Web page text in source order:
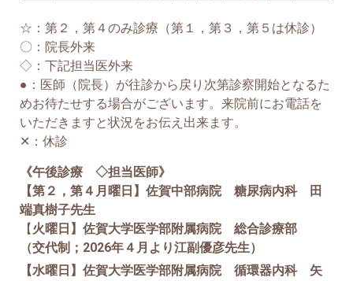
☆：第２，第４のみ診療（第１，第３，第５は休診）
〇：院長外来
◇：下記担当医外来
●：医師（院長）が往診から戻り次第診察開始となるた
めお待たせする場合がございます。来院前にお電話を
いただきますと状況をお伝え出来ます。
✕：休診
《午後診療 ◇担当医師》
【第２，第４月曜日】佐賀中部病院 糖尿病内科 田
端真樹子先生
【 火曜日】佐賀大学医学部附属病院 総合診療部
（交代制；2026年４月より江副優彦先生）
【水曜日】佐賀大学医学部附属病院 循環器内科 矢